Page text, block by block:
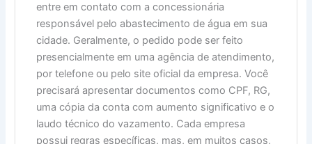
entre em contato com a concessionária
responsável pelo abastecimento de água em sua
cidade. Geralmente, o pedido pode ser feito
presencialmente em uma agência de atendimento,
por telefone ou pelo site oficial da empresa. Você
precisará apresentar documentos como CPF, RG,
uma cópia da conta com aumento significativo e o
laudo técnico do vazamento. Cada empresa
possui regras específicas, mas, em muitos casos,